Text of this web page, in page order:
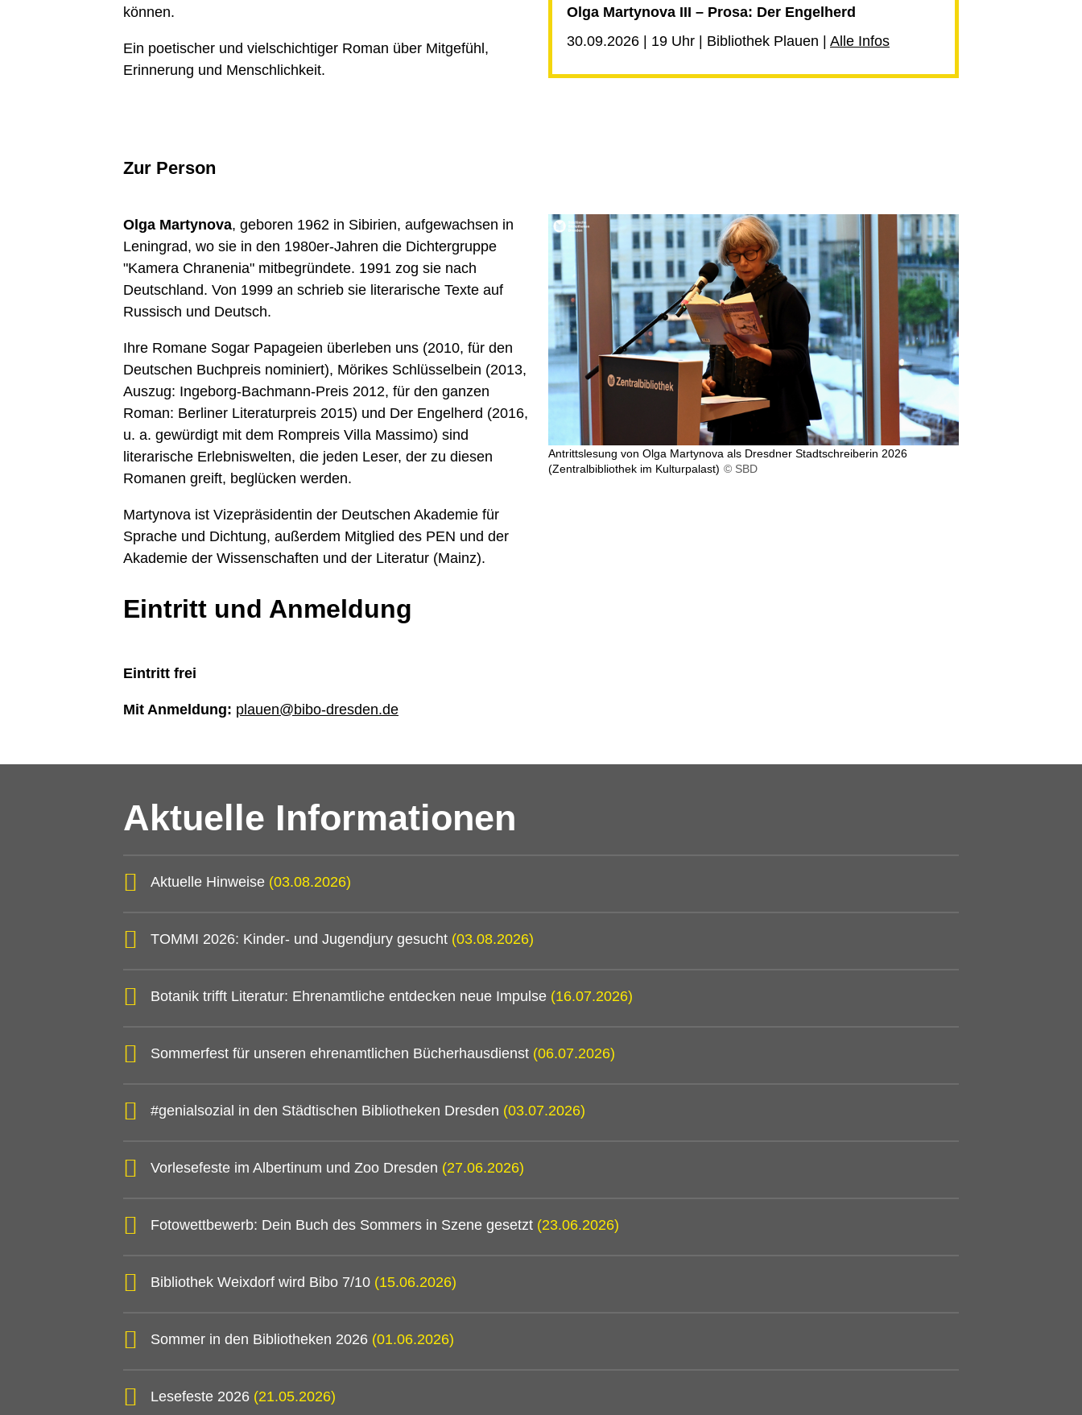
Olga Martynova III – Prosa: Der Engelherd
30.09.2026 | 19 Uhr | Bibliothek Plauen | Alle Infos
können.
Ein poetischer und vielschichtiger Roman über Mitgefühl,
Erinnerung und Menschlichkeit.
Zur Person
Olga Martynova, geboren 1962 in Sibirien, aufgewachsen in
Leningrad, wo sie in den 1980er-Jahren die Dichtergruppe
"Kamera Chranenia" mitbegründete. 1991 zog sie nach
Deutschland. Von 1999 an schrieb sie literarische Texte auf
Russisch und Deutsch.
Ihre Romane Sogar Papageien überleben uns (2010, für den
Deutschen Buchpreis nominiert), Mörikes Schlüsselbein (2013,
Auszug: Ingeborg-Bachmann-Preis 2012, für den ganzen
Roman: Berliner Literaturpreis 2015) und Der Engelherd (2016,
u. a. gewürdigt mit dem Rompreis Villa Massimo) sind
literarische Erlebniswelten, die jeden Leser, der zu diesen
Romanen greift, beglücken werden.
Martynova ist Vizepräsidentin der Deutschen Akademie für
Sprache und Dichtung, außerdem Mitglied des PEN und der
Akademie der Wissenschaften und der Literatur (Mainz).
Antrittslesung von Olga Martynova als Dresdner Stadtschreiberin 2026
(Zentralbibliothek im Kulturpalast) © SBD
Eintritt und Anmeldung
Eintritt frei
Mit Anmeldung: plauen@bibo-dresden.de
Aktuelle Informationen
Aktuelle Hinweise (03.08.2026)
TOMMI 2026: Kinder- und Jugendjury gesucht (03.08.2026)
Botanik trifft Literatur: Ehrenamtliche entdecken neue Impulse (16.07.2026)
Sommerfest für unseren ehrenamtlichen Bücherhausdienst (06.07.2026)
#genialsozial in den Städtischen Bibliotheken Dresden (03.07.2026)
Vorlesefeste im Albertinum und Zoo Dresden (27.06.2026)
Fotowettbewerb: Dein Buch des Sommers in Szene gesetzt (23.06.2026)
Bibliothek Weixdorf wird Bibo 7/10 (15.06.2026)
Sommer in den Bibliotheken 2026 (01.06.2026)
Lesefeste 2026 (21.05.2026)